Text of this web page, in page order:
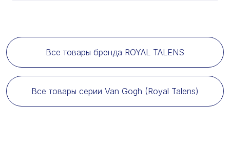
Все товары бренда ROYAL TALENS
Все товары серии Van Gogh (Royal Talens)